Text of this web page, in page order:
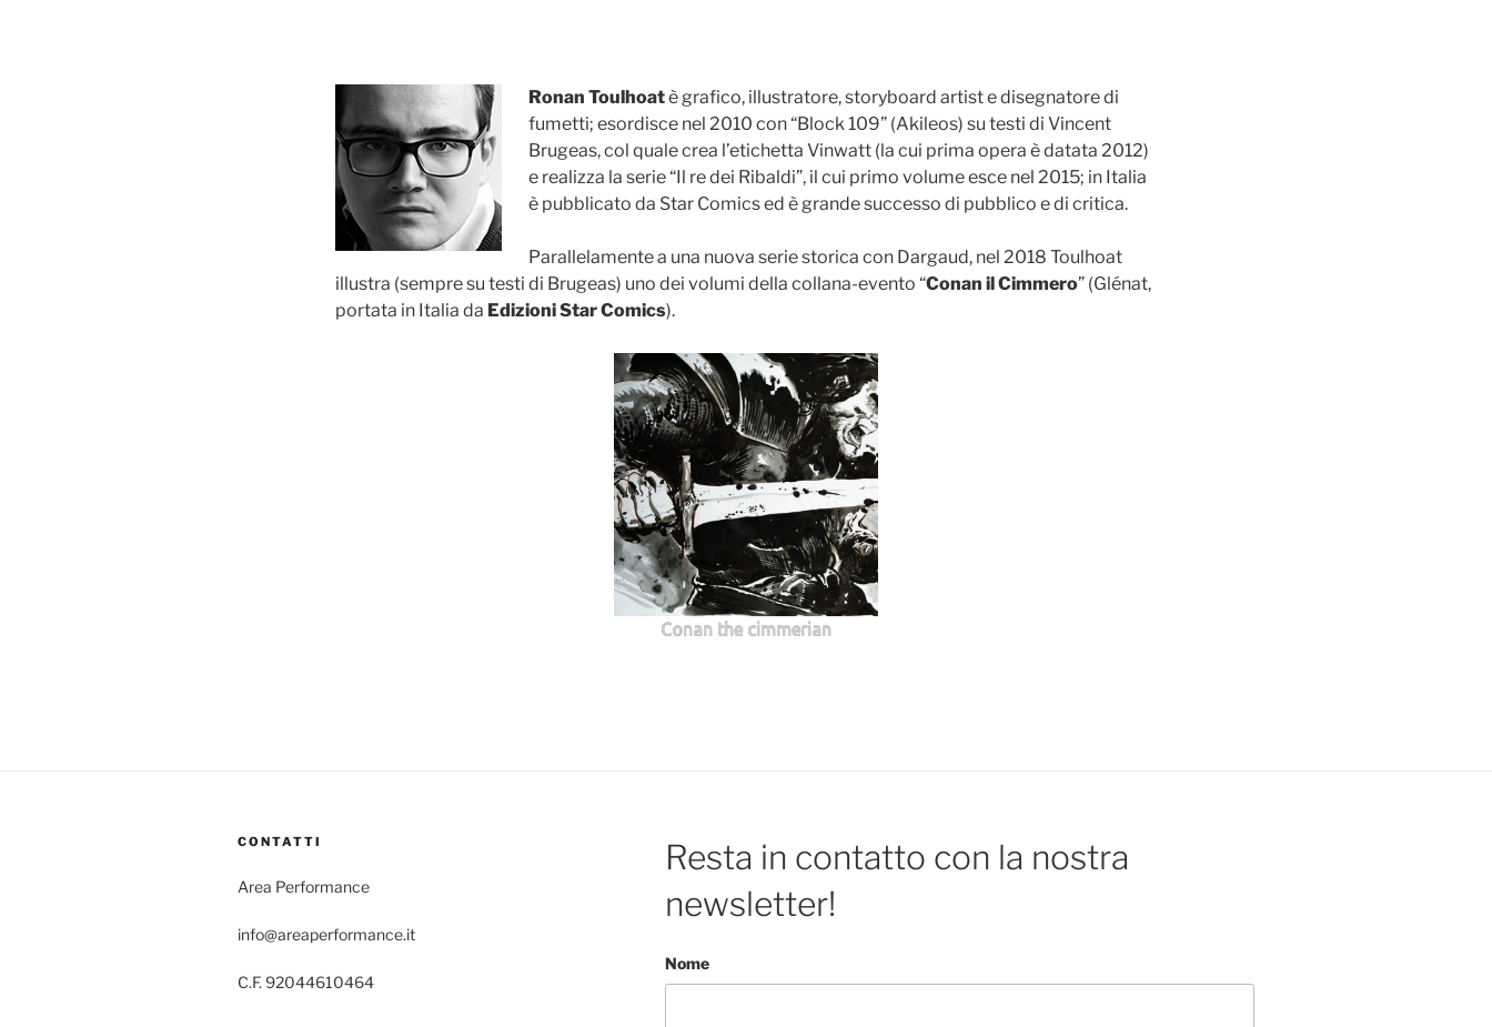
Ronan Toulhoatè grafico, illustratore, storyboard artist e disegnatore di
fumetti; esordisce nel 2010 con “Block 109” (Akileos) su testi di Vincent
Brugeas, col quale crea l’etichetta Vinwatt (la cui prima opera è datata 2012)
e realizza la serie “Il re dei Ribaldi”, il cui primo volume esce nel 2015; in Italia
è pubblicato da Star Comics ed è grande successo di pubblico e di critica.
Parallelamente a una nuova serie storica con Dargaud, nel 2018 Toulhoat
illustra (sempre su testi di Brugeas) uno dei volumi della collana-evento “Conan il Cimmero” (Glénat,
portata in Italia da Edizioni Star Comics).
Conan the cimmerian
CONTATTI
Area Performance
info@areaperformance.it
C.F. 92044610464
Resta in contatto con la nostra
newsletter!
Nome